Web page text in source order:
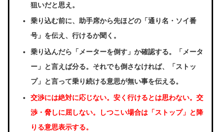
狙いだと思え。
乗り込む前に、助手席から先ほどの「通り名・ソイ番
号」を伝え、行けるか聞く。
乗り込んだら「メーターを倒す」か確認する。「メータ
ー」と言えば分る。それでも倒さなければ、「ストッ
プ」と言って乗り続ける意思が無い事を伝える。
交渉には絶対に応じない。安く行けるとは思わない。交
渉・脅しに屈しない。しつこい場合は「ストップ」と降
りる意思表示する。